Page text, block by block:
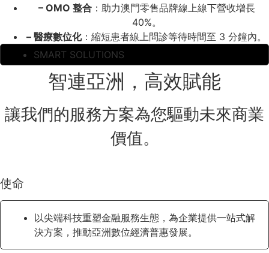
– OMO 整合：助力澳門零售品牌線上線下營收增長
40%。
– 醫療數位化：縮短患者線上問診等待時間至 3 分鐘內。
SMART SOLUTIONS
智連亞洲，高效賦能
讓我們的服務方案為您驅動未來商業
價值。
使命
以尖端科技重塑金融服務生態，為企業提供一站式解
決方案，推動亞洲數位經濟普惠發展。